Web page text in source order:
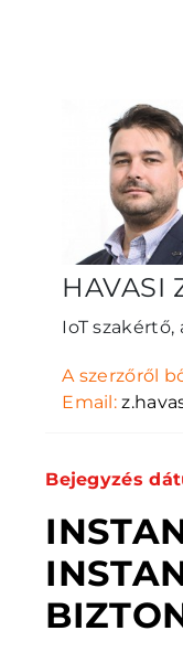
HAVASI
IoT szakértő,
A szerzőről
Email:
Bejegyzés